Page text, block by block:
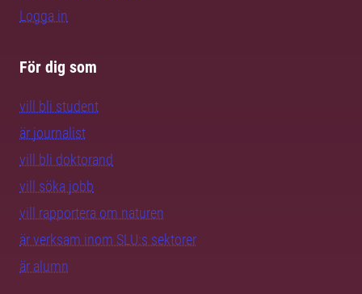
Logga in
För dig som
vill bli student
är journalist
vill bli doktorand
vill söka jobb
vill rapportera om naturen
är verksam inom SLU:s sektorer
är alumn